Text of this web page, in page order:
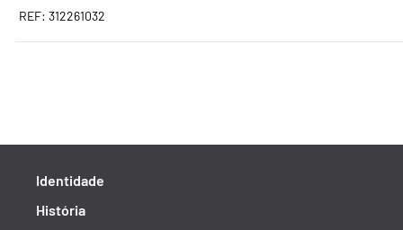
REF: 312261032
Identidade
História